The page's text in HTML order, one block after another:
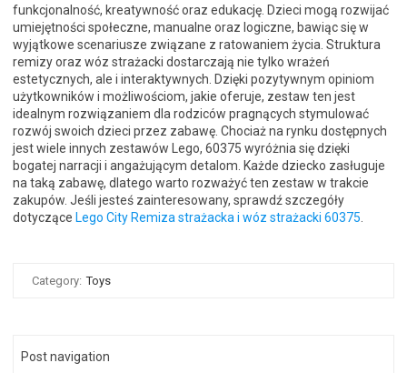
funkcjonalność, kreatywność oraz edukację. Dzieci mogą rozwijać
umiejętności społeczne, manualne oraz logiczne, bawiąc się w
wyjątkowe scenariusze związane z ratowaniem życia. Struktura
remizy oraz wóz strażacki dostarczają nie tylko wrażeń
estetycznych, ale i interaktywnych. Dzięki pozytywnym opiniom
użytkowników i możliwościom, jakie oferuje, zestaw ten jest
idealnym rozwiązaniem dla rodziców pragnących stymulować
rozwój swoich dzieci przez zabawę. Chociaż na rynku dostępnych
jest wiele innych zestawów Lego, 60375 wyróżnia się dzięki
bogatej narracji i angażującym detalom. Każde dziecko zasługuje
na taką zabawę, dlatego warto rozważyć ten zestaw w trakcie
zakupów. Jeśli jesteś zainteresowany, sprawdź szczegóły
dotyczące Lego City Remiza strażacka i wóz strażacki 60375.
Category: Toys
Post navigation